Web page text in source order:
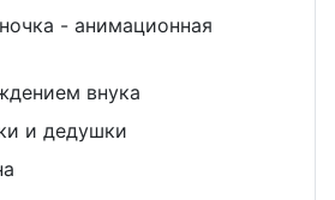
- анимационная
внука
и дедушки